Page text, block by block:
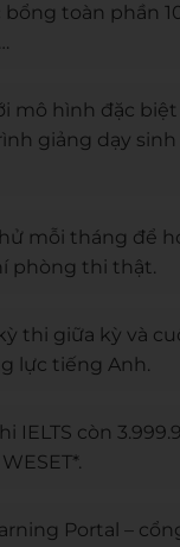
bổng toàn phần
mô hình đặc biệt
giảng dạy
mỗi tháng để
phòng thi thật.
thi giữa kỳ và
lực tiếng Anh.
IELTS còn
Portal –